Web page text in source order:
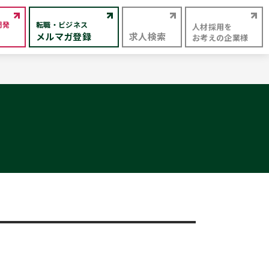
発 転職・ビジネス
メルマガ登録 求人検索
人材採用を
お考えの企業様